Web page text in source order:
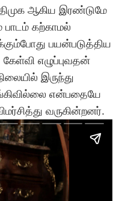
ஆகிய இரண்டுமே
கற்காமல்
பயன்படுத்திய
எழுப்புவதன்
இருந்து
என்பதையே
வருகின்றனர்.